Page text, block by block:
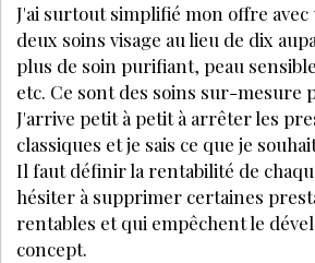
J'ai surtout simplifié mon offre
deux soins visage au lieu de dix
plus de soin purifiant, peau
etc. Ce sont des soins sur-mesure
J'arrive petit à petit à arrê­ter les
classiques et je sais ce que je
Il faut définir la rentabilité de
hésiter à supprimer certaines
rentables et qui empêchent le
concept.